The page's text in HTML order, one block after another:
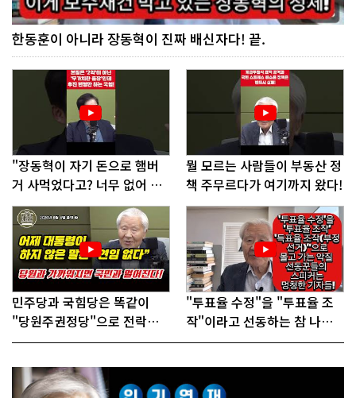
한동훈이 아니라 장동혁이 진짜 배신자다! 끝.
"장동혁이 자기 돈으로 햄버
거 사먹었다고? 너무 없어 보
인다"
뭘 모르는 사람들이 부동산 정
책 주무르다가 여기까지 왔다!
민주당과 국힘당은 똑같이
"당원주권정당"으로 전락했
다!
"투표율 수정"을 "투표율 조
작"이라고 선동하는 참 나쁜
사람들!